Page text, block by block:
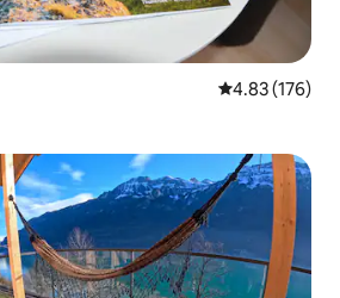
औसत रेटिंग 5 में से
4.83 (176)